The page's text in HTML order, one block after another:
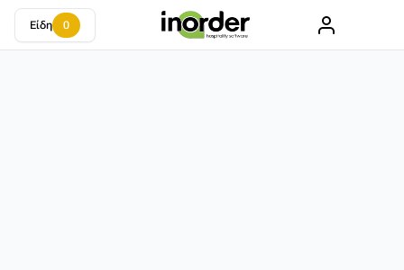
Είδη 0